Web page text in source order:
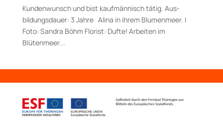
Kundenwunsch und bist kaufmännisch tätig. Aus­
bildungs­dauer: 3 Jahre Alina in ihrem Blumenmeer. I
Foto: Sandra Böhm Florist: Dufte! Arbeiten im
Blütenmeer...